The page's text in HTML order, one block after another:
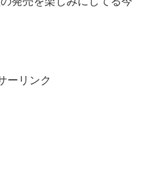
ーリンク